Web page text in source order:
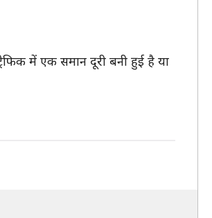
में एक समान दूरी बनी हुई है या